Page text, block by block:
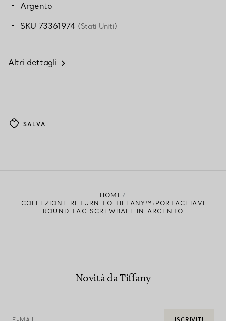
Argento
SKU 73361974 (Stati Uniti)
Altri dettagli
SALVA
HOME
COLLEZIONE RETURN TO TIFFANY™:PORTACHIAVI
ROUND TAG SCREWBALL IN ARGENTO
Novità da Tiffany